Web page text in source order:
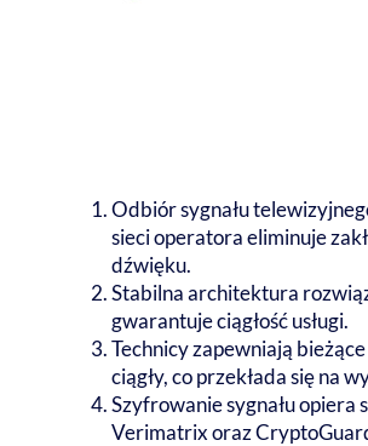
Odbiór sygnału
sieci operatora eliminuje
dźwięku.
Stabilna architektura
gwarantuje ciągłość usługi.
Technicy zapewniają
ciągły, co przekłada się na
Szyfrowanie sygnału opiera
Verimatrix oraz